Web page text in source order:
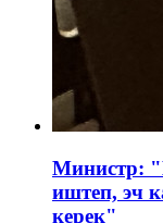
Министр:
иштеп, эч
керек"